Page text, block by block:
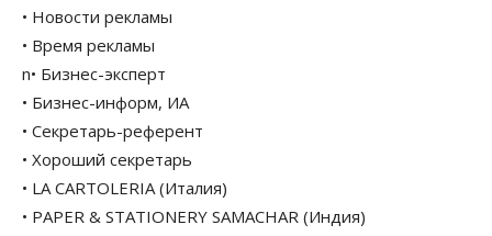
• Новости рекламы
• Время рекламы
n• Бизнес-эксперт
• Бизнес-информ, ИА
• Секретарь-референт
• Хороший секретарь
• LA CARTOLERIA (Италия)
• PAPER & STATIONERY SAMACHAR (Индия)